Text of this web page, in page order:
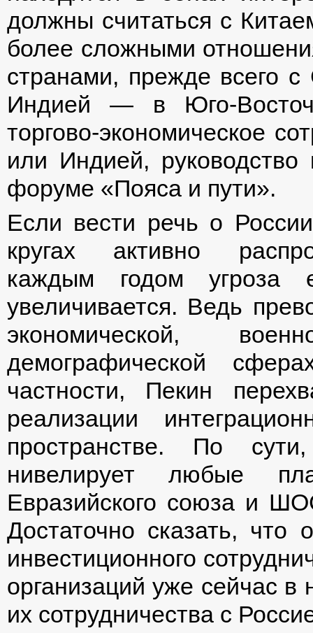
должны считаться с
более сложными
странами, прежде
Индией — в Юго-
торгово-экономическое
или Индией, руководство
форуме «Пояса и пути».
Если вести речь о
кругах активно
каждым годом
увеличивается. Ведь
экономической,
демографической
частности, Пекин
реализации
пространстве. По
нивелирует любые
Евразийского союза и
Достаточно сказать, что
инвестиционного
организаций уже сейчас
их сотрудничества с